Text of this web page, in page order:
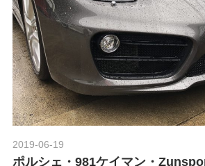
2019-06-19
ポルシェ・981ケイマン・